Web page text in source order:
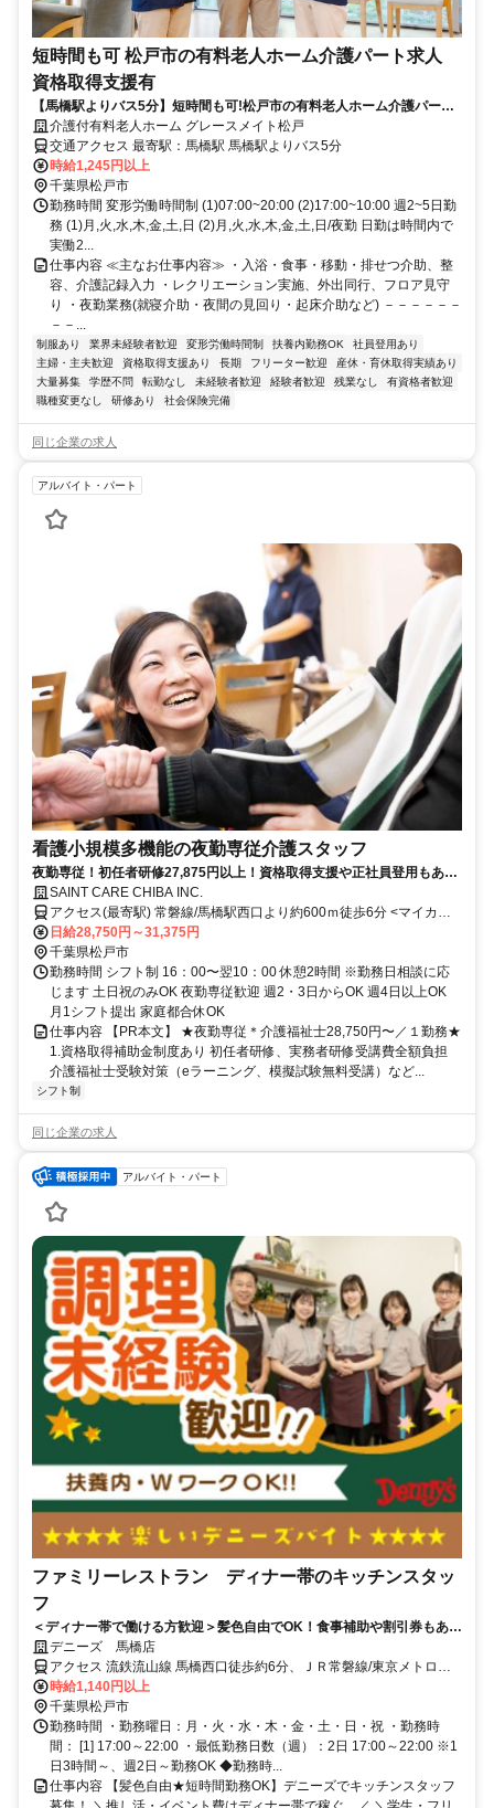
短時間も可 松戸市の有料老人ホーム介護パート求人
資格取得支援有
【馬橋駅よりバス5分】短時間も可!松戸市の有料老人ホーム介護パート
求人◆資格取得支援有
介護付有料老人ホーム グレースメイト松戸
交通アクセス 最寄駅：馬橋駅 馬橋駅よりバス5分
時給1,245円以上
千葉県松戸市
勤務時間 変形労働時間制 (1)07:00~20:00 (2)17:00~10:00 週2~5日勤
務 (1)月,火,水,木,金,土,日 (2)月,火,水,木,金,土,日/夜勤 日勤は時間内で
実働2...
仕事内容 ≪主なお仕事内容≫ ・入浴・食事・移動・排せつ介助、整
容、介護記録入力 ・レクリエーション実施、外出同行、フロア見守
り ・夜勤業務(就寝介助・夜間の見回り・起床介助など) －－－－－－
－－...
制服あり 業界未経験者歓迎 変形労働時間制 扶養内勤務OK
社員登用あり
主婦・主夫歓迎
資格取得支援あり 長期 フリーター歓迎
産休・育休取得実績あり
大量募集
学歴不問 転勤なし 未経験者歓迎 経験者歓迎 残業なし
有資格者歓迎
職種変更なし
研修あり 社会保険完備
同じ企業の求人
アルバイト・パート
看護小規模多機能の夜勤専従介護スタッフ
夜勤専従！初任者研修27,875円以上！資格取得支援や正社員登用もあ
り！しっかり稼ぎたい方にもオススメ！
SAINT CARE CHIBA INC.
アクセス(最寄駅) 常磐線/馬橋駅西口より約600ｍ徒歩6分 <マイカー
通勤可・駐車場完備> ＜受付窓口＞セントケア千葉株式会社 千葉県千
葉市中央区新町1-17 JPR千葉ビル12F
日給28,750円～31,375円
千葉県松戸市
勤務時間 シフト制 16：00〜翌10：00 休憩2時間 ※勤務日相談に応
じます 土日祝のみOK 夜勤専従歓迎 週2・3日からOK 週4日以上OK
月1シフト提出 家庭都合休OK
仕事内容 【PR本文】 ★夜勤専従＊介護福祉士28,750円〜／１勤務★
1.資格取得補助金制度あり 初任者研修、実務者研修受講費全額負担
介護福祉士受験対策（eラーニング、模擬試験無料受講）など...
シフト制
同じ企業の求人
アルバイト・パート
ファミリーレストラン ディナー帯のキッチンスタッ
フ
＜ディナー帯で働ける方歓迎＞髪色自由でOK！食事補助や割引券もあっ
て、夜ごはんどきにうれしいバイトです◎
デニーズ 馬橋店
アクセス 流鉄流山線 馬橋西口徒歩約6分、ＪＲ常磐線/東京メトロ千
代田線 馬橋西口徒歩約6分、ＪＲ常磐線/東京メトロ千代田線 北松戸
西口徒歩約21分 馬橋駅より徒歩6分
時給1,140円以上
千葉県松戸市
勤務時間 ・勤務曜日：月・火・水・木・金・土・日・祝 ・勤務時
間： [1] 17:00～22:00 ・最低勤務日数（週）：2日 17:00～22:00 ※1
日3時間～、週2日～勤務OK ◆勤務時...
仕事内容 【髪色自由★短時間勤務OK】デニーズでキッチンスタッフ